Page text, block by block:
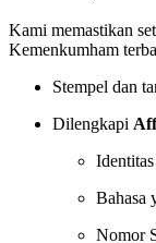
Kami memastikan
Kemenkumham
Stempel dan
Dilengkapi
Bahasa
Nomor